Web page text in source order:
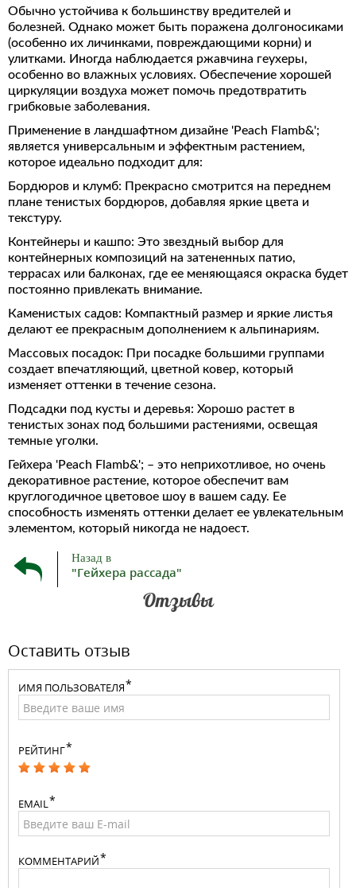
Обычно устойчива к большинству вредителей и
болезней. Однако может быть поражена долгоносиками
(особенно их личинками, повреждающими корни) и
улитками. Иногда наблюдается ржавчина геухеры,
особенно во влажных условиях. Обеспечение хорошей
циркуляции воздуха может помочь предотвратить
грибковые заболевания.
Применение в ландшафтном дизайне 'Peach Flamb&';
является универсальным и эффектным растением,
которое идеально подходит для:
Бордюров и клумб: Прекрасно смотрится на переднем
плане тенистых бордюров, добавляя яркие цвета и
текстуру.
Контейнеры и кашпо: Это звездный выбор для
контейнерных композиций на затененных патио,
террасах или балконах, где ее меняющаяся окраска будет
постоянно привлекать внимание.
Каменистых садов: Компактный размер и яркие листья
делают ее прекрасным дополнением к альпинариям.
Массовых посадок: При посадке большими группами
создает впечатляющий, цветной ковер, который
изменяет оттенки в течение сезона.
Подсадки под кусты и деревья: Хорошо растет в
тенистых зонах под большими растениями, освещая
темные уголки.
Гейхера 'Peach Flamb&'; – это неприхотливое, но очень
декоративное растение, которое обеспечит вам
круглогодичное цветовое шоу в вашем саду. Ее
способность изменять оттенки делает ее увлекательным
элементом, который никогда не надоест.
Назад в
"Гейхера рассада"
Отзывы
Оставить отзыв
ИМЯ ПОЛЬЗОВАТЕЛЯ
РЕЙТИНГ
EMAIL
КОММЕНТАРИЙ